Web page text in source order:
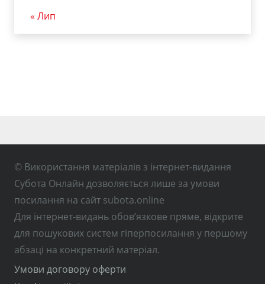
« Лип
© Використання матеріалів з інтернет-видання
Субота Онлайн дозволяється лише за умови
посилання на сайт subota.online
Для інтернет-видань обов’язкове пряме, відкрите
для пошукових систем гіперпосилання у першому
абзаці на конкретний матеріал.
Умови договору оферти